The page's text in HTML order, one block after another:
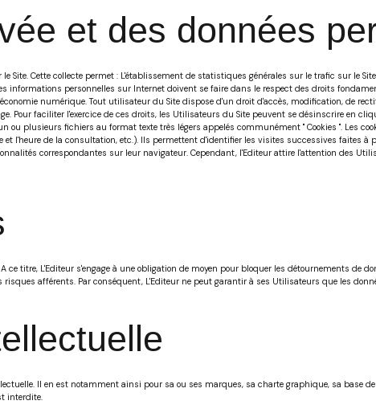
et des données
Cette collecte permet : L'établissement de statistiques générales sur le trafic sur le
personnelles sur Internet doivent se faire dans le respect des droits
numérique. Tout utilisateur du Site dispose d'un droit d'accès, modification, de
Pour faciliter l'exercice de ces droits, les Utilisateurs du Site peuvent se désinscrire en
plusieurs fichiers au format texte très légers appelés communément " Cookies ". Les
l'heure de la consultation, etc.). Ils permettent d'identifier les visites successives faites
correspondantes sur leur navigateur. Cependant, l'Editeur attire l'attention des
titre, L'Editeur s'engage à une obligation de moyen pour bloquer les détournements de
afférents. Par conséquent, L'Editeur ne peut garantir à ses Utilisateurs que les
Il en est notamment ainsi pour sa ou ses marques, sa charte graphique, sa base
interdite.